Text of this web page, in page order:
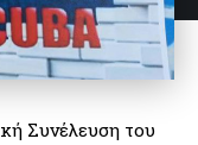
Συνέλευση του